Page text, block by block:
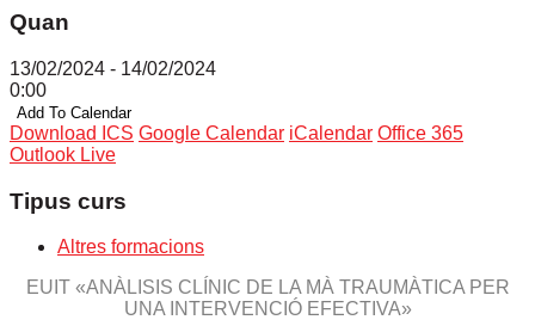
Quan
13/02/2024 - 14/02/2024
0:00
Add To Calendar
Download ICS Google Calendar iCalendar Office 365
Outlook Live
Tipus curs
Altres formacions
EUIT «ANÀLISIS CLÍNIC DE LA MÀ TRAUMÀTICA PER
UNA INTERVENCIÓ EFECTIVA»